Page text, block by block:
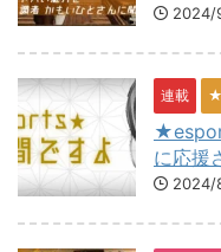
2024/
連載
に応援
2024/